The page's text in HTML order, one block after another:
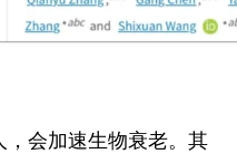
会加速生物衰老。其